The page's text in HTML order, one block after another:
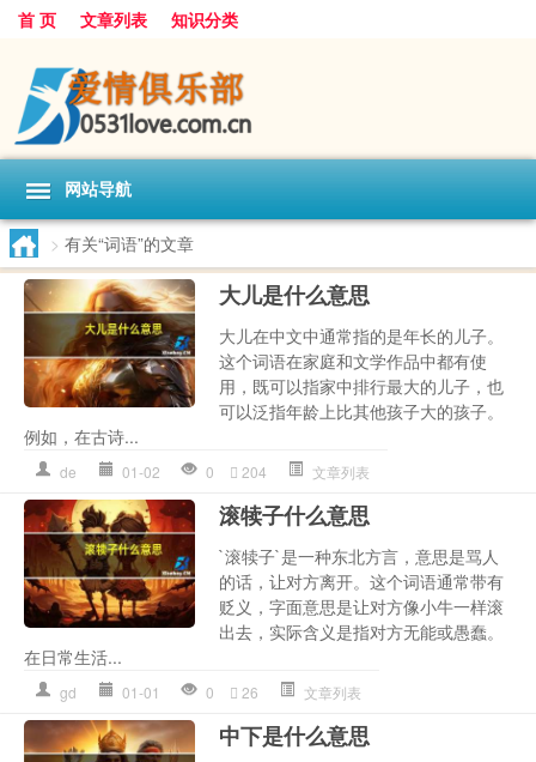
首 页 文章列表 知识分类
网站导航
> 有关“词语”的文章
大儿是什么意思
大儿在中文中通常指的是年长的儿子。
这个词语在家庭和文学作品中都有使
用，既可以指家中排行最大的儿子，也
可以泛指年龄上比其他孩子大的孩子。
例如，在古诗...
de 01-02 0 204 文章列表
滚犊子什么意思
`滚犊子`是一种东北方言，意思是骂人
的话，让对方离开。这个词语通常带有
贬义，字面意思是让对方像小牛一样滚
出去，实际含义是指对方无能或愚蠢。
在日常生活...
gd 01-01 0 26 文章列表
中下是什么意思